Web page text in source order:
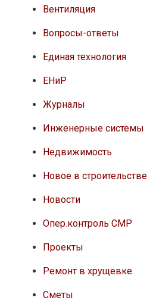
Вентиляция
Вопросы-ответы
Единая технология
ЕНиР
Журналы
Инженерные системы
Недвижимость
Новое в строительстве
Новости
Опер.контроль СМР
Проекты
Ремонт в хрущевке
Сметы